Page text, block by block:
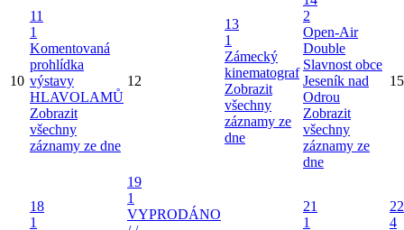
10
11
1
Komentovaná
prohlídka
výstavy
HLAVOLAMŮ
Zobrazit
všechny
záznamy ze dne
12
13
1
Zámecký
kinematograf
Zobrazit
všechny
záznamy ze
dne
2
Open-Air
Double
Slavnost obce
Jeseník nad
Odrou
Zobrazit
všechny
záznamy ze
dne
15
18
1
19
1
VYPRODÁNO
21
1
22
4